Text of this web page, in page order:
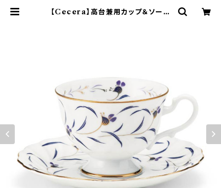
【Cecera】高台兼用カップ＆ソーサ